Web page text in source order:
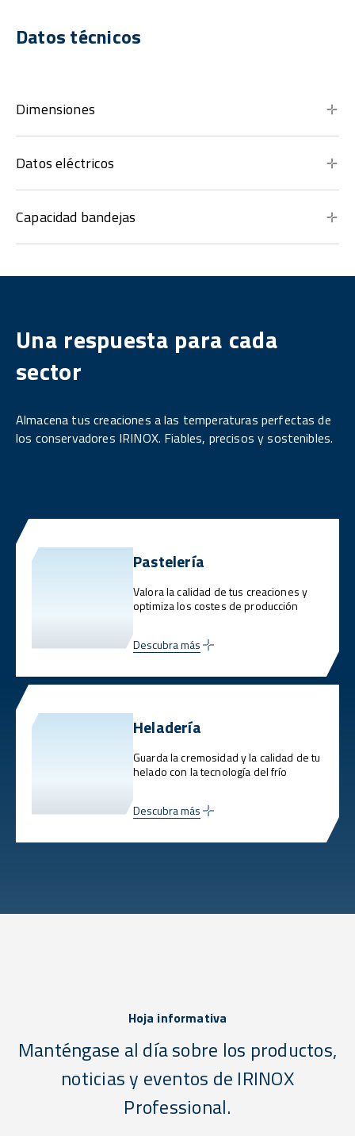
Datos técnicos
Dimensiones
Datos eléctricos
Capacidad bandejas
Una respuesta para cada
sector
Almacena tus creaciones a las temperaturas perfectas de
los conservadores IRINOX. Fiables, precisos y sostenibles.
Pastelería
Valora la calidad de tus creaciones y
optimiza los costes de producción
Descubra más
Heladería
Guarda la cremosidad y la calidad de tu
helado con la tecnología del frío
Descubra más
Hoja informativa
Manténgase al día sobre los productos,
noticias y eventos de IRINOX
Professional.